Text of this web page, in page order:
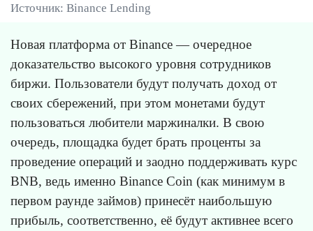
Источник: Binance Lending
Новая платформа от Binance — очередное
доказательство высокого уровня сотрудников
биржи. Пользователи будут получать доход от
своих сбережений, при этом монетами будут
пользоваться любители маржиналки. В свою
очередь, площадка будет брать проценты за
проведение операций и заодно поддерживать курс
BNB, ведь именно Binance Coin (как минимум в
первом раунде займов) принесёт наибольшую
прибыль, соответственно, её будут активнее всего